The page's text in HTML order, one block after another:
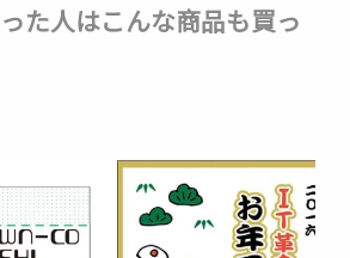
た人はこんな商品も買っ